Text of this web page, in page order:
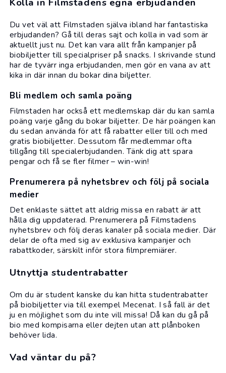
Du vet väl att Filmstaden själva ibland har fantastiska
erbjudanden? Gå till deras sajt och kolla in vad som är
aktuellt just nu. Det kan vara allt från kampanjer på
biobiljetter till specialpriser på snacks. I skrivande stund
har de tyvärr inga erbjudanden, men gör en vana av att
kika in där innan du bokar dina biljetter.
Bli medlem och samla poäng
Filmstaden har också ett medlemskap där du kan samla
poäng varje gång du bokar biljetter. De här poängen kan
du sedan använda för att få rabatter eller till och med
gratis biobiljetter. Dessutom får medlemmar ofta
tillgång till specialerbjudanden. Tänk dig att spara
pengar och få se fler filmer – win-win!
Prenumerera på nyhetsbrev och följ på sociala
medier
Det enklaste sättet att aldrig missa en rabatt är att
hålla dig uppdaterad. Prenumerera på Filmstadens
nyhetsbrev och följ deras kanaler på sociala medier. Där
delar de ofta med sig av exklusiva kampanjer och
rabattkoder, särskilt inför stora filmpremiärer.
Utnyttja studentrabatter
Om du är student kanske du kan hittastudentrabatter
på biobiljetter via till exempel Mecenat. I så fall är det
ju en möjlighet som du inte vill missa! Då kan du gå på
bio med kompisarna eller dejten utan att plånboken
behöver lida.
Vad väntar du på?